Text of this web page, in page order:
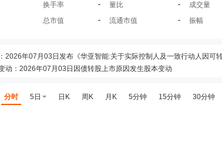
换手率
- 量比 - 成交量
总市值
- 流通市值 - 振幅
： 2026年07月03日发布《华亚智能:关于实际控制人及一致行动人因
动 ： 2026年07月03日因债转股上市原因发生股本变动
2026年08月06日发布《华亚智能:关于可转债募集资金专户注销完成
：2026年07月17日发布《华亚智能:关于华亚转债赎回结果的公告》等2
分时 5日 日K 周K 月K 5分钟 15分钟 30分钟